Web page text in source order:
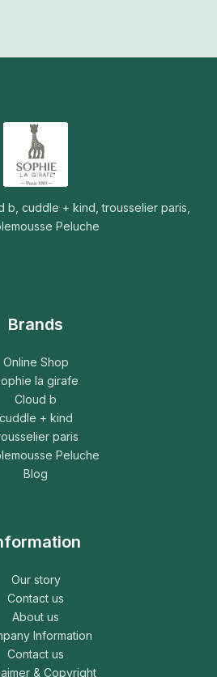
b, cuddle + kind, trousselier paris,
Peluche
Brands
Online Shop
la girafe
Cloud b
cuddle + kind
paris
Peluche
Blog
Our story
Contact us
About us
Information
Contact us
& Copyright